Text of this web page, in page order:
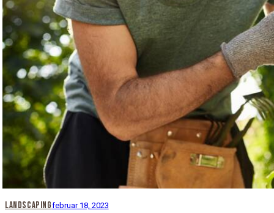
LANDSCAPINGfebruar 18, 2023